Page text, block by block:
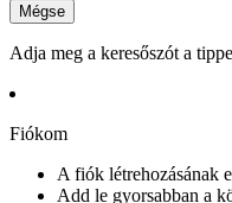
Mégse
Adja meg a keresőszót a
Fiókom
A fiók létrehozásának
Add le gyorsabban a